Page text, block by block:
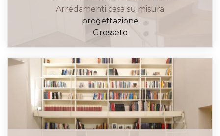
Arredamenti casa su misura
progettazione
Grosseto